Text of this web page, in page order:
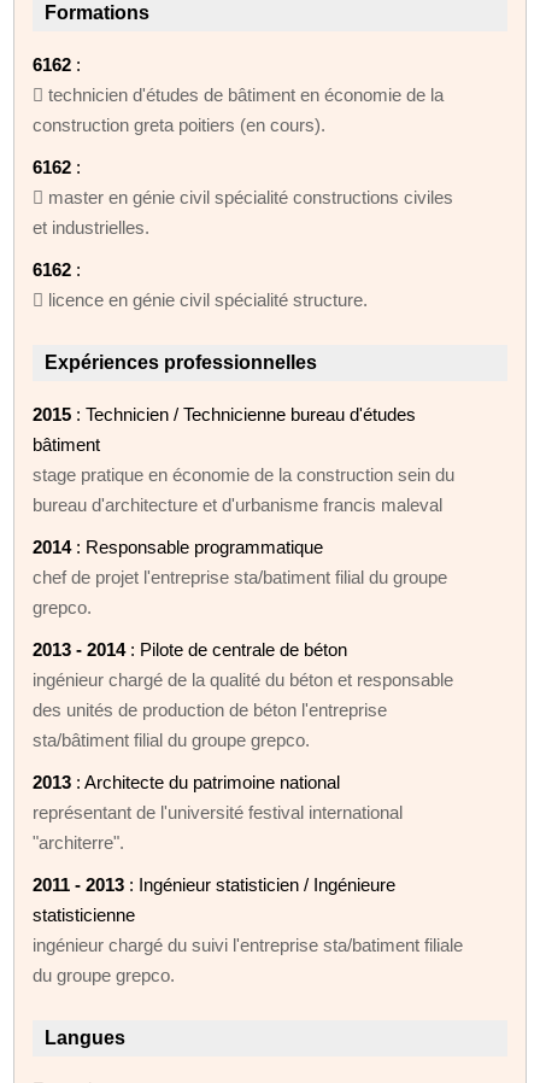
Formations
6162 :
 technicien d'études de bâtiment en économie de la
construction greta poitiers (en cours).
6162 :
 master en génie civil spécialité constructions civiles
et industrielles.
6162 :
 licence en génie civil spécialité structure.
Expériences professionnelles
2015 : Technicien / Technicienne bureau d'études
bâtiment
stage pratique en économie de la construction sein du
bureau d'architecture et d'urbanisme francis maleval
2014: Responsable programmatique
chef de projet l'entreprise sta/batiment filial du groupe
grepco.
2013 - 2014: Pilote de centrale de béton
ingénieur chargé de la qualité du béton et responsable
des unités de production de béton l'entreprise
sta/bâtiment filial du groupe grepco.
2013 : Architecte du patrimoine national
représentant de l'université festival international
"architerre".
2011 - 2013 : Ingénieur statisticien / Ingénieure
statisticienne
ingénieur chargé du suivi l'entreprise sta/batiment filiale
du groupe grepco.
Langues